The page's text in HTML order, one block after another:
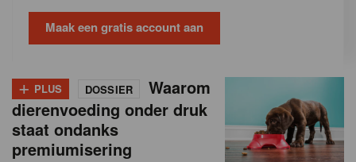
Maak een gratis account aan
+ PLUS DOSSIER
Waarom
dierenvoeding onder druk
staat ondanks
premiumisering